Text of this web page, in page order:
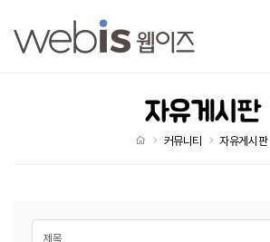
자유게시판
처음으로
커뮤니티 자유게시판